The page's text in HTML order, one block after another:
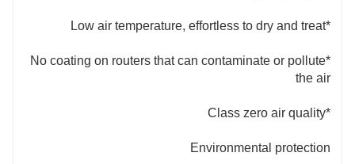
*Low air temperature, effortless to dry and treat
*No coating on routers that can contaminate or pollute
the air
*Class zero air quality
Environmental protection